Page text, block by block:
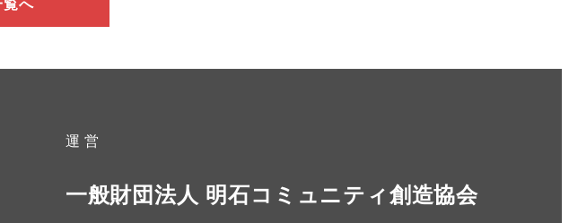
運 営
一般財団法人 明石コミュニティ創造協会